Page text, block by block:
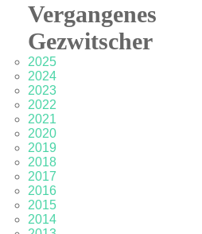
Vergangenes
Gezwitscher
2025
2024
2023
2022
2021
2020
2019
2018
2017
2016
2015
2014